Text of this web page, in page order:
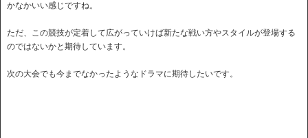
かなかいい感じですね。
ただ、この競技が定着して広がっていけば新たな戦い方やスタイルが登場する
のではないかと期待しています。
次の大会でも今までなかったようなドラマに期待したいです。